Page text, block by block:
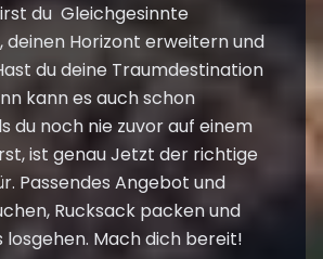
du Gleichgesinnte
deinen Horizont erweitern und
du deine Traumdestination
kann es auch schon
du noch nie zuvor auf einem
ist genau Jetzt der richtige
Passendes Angebot und
Rucksack packen und
losgehen. Mach dich bereit!